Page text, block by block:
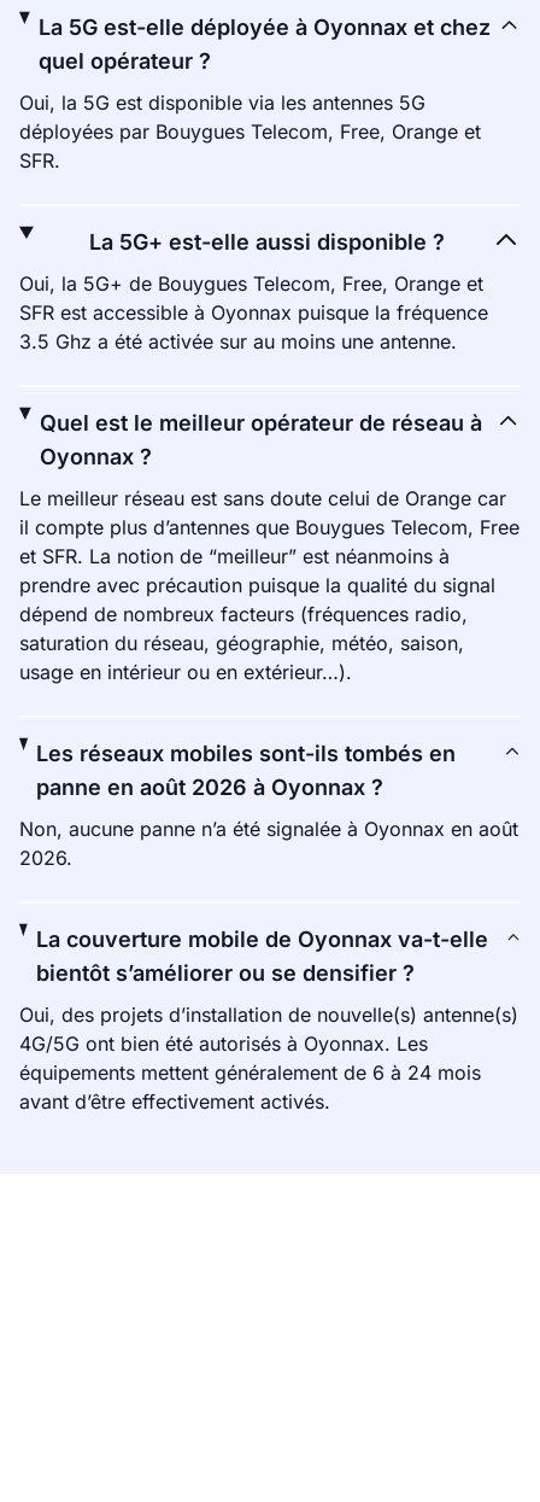
La 5G est-elle déployée à Oyonnax et chez
quel opérateur ?
Oui, la 5G est disponible via les antennes 5G
déployées par Bouygues Telecom, Free, Orange et
SFR.
La 5G+ est-elle aussi disponible ?
Oui, la 5G+ de Bouygues Telecom, Free, Orange et
SFR est accessible à Oyonnax puisque la fréquence
3.5 Ghz a été activée sur au moins une antenne.
Quel est le meilleur opérateur de réseau à
Oyonnax ?
Le meilleur réseau est sans doute celui de Orange car
il compte plus d’antennes que Bouygues Telecom, Free
et SFR. La notion de “meilleur” est néanmoins à
prendre avec précaution puisque la qualité du signal
dépend de nombreux facteurs (fréquences radio,
saturation du réseau, géographie, météo, saison,
usage en intérieur ou en extérieur…).
Les réseaux mobiles sont-ils tombés en
panne en août 2026 à Oyonnax ?
Non, aucune panne n’a été signalée à Oyonnax en août
2026.
La couverture mobile de Oyonnax va-t-elle
bientôt s’améliorer ou se densifier ?
Oui, des projets d’installation de nouvelle(s) antenne(s)
4G/5G ont bien été autorisés à Oyonnax. Les
équipements mettent généralement de 6 à 24 mois
avant d’être effectivement activés.